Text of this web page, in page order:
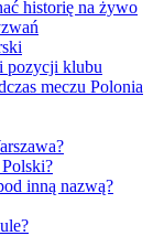
historię na żywo
pozycji klubu
meczu Polonia
inną nazwą?